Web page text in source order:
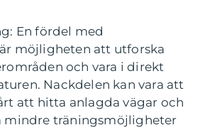
En fördel med
möjligheten att utforska
och vara i direkt
Nackdelen kan vara att
att hitta anlagda vägar och
mindre träningsmöjligheter